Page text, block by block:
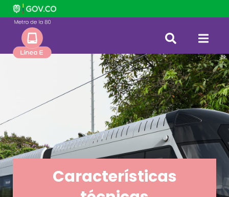
Características